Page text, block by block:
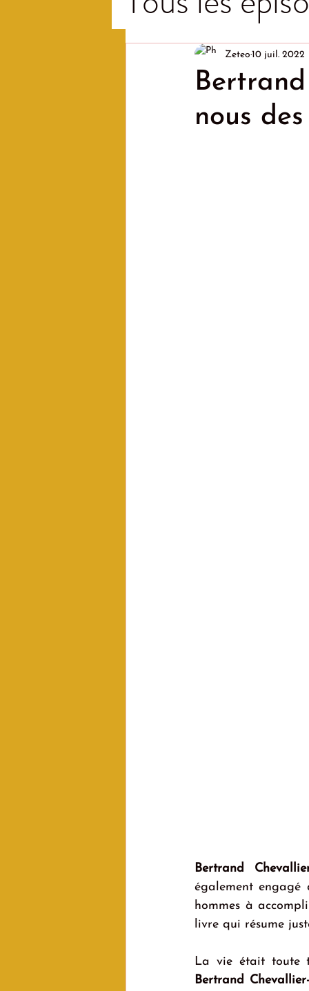
nous
Zeteo 10 juil. 2022
Bertrand
également engagé
hommes à
livre qui résume
Bertrand